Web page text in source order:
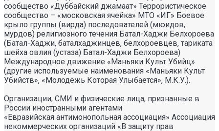
сообщество «Дуббайский джамаат» Террористическое
сообщество – «московская ячейка» МТО «ИГ» Боевое
крыло группы (вирда) последователей (мюидов,
мурдов) религиозного течения Батал-Хаджи Белхороева
(Батал-Хаджи, баталхаджинцев, белхороевцев, тариката
шейха овлия (устаза) Батал-Хаджи Белхороева)
Международное движение «Маньяки Культ Убийц»
(другие используемые наименования «Маньяки Культ
Убийств», «Молодёжь Которая Улыбается», М.К.У.).
Организации, СМИ и физические лица, признанные в
России иностранными агентами
«Евразийская антимонопольная ассоциация» Ассоциация некоммерческих организаций «В защиту прав избирателей «ГОЛОС» Региональная общественная правозащитная организация «Союз «Женщины Дона» Автономная некоммерческая научно- исследовательская организация «Центр социальной политики и гендерных исследований» Региональная общественная организация в защиту демократических прав и свобод «ГОЛОС» Некоммерческая организация Фонд «Костромской центр поддержки общественных инициатив» Калининградская региональная общественная организация «Экозащита!-Женсовет» Фонд содействия защите прав и свобод граждан «Общественный вердикт» Межрегиональная общественная организация Правозащитный Центр «Мемориал» Автономная некоммерческая организация «Юристы за конституционные права и свободы» Межрегиональная Ассоциация правозащитных общественных объединений «Правозащитная ассоциация» Санкт-Петербургская региональная общественная правозащитная организация «Солдатские матери Санкт-Петербурга» Фонд «Институт Развития Свободы Информации» Автономная некоммерческая организация «Научный центр международных исследований «ПИР» Ассоциация «Партнерство для развития» (Саратовская региональная общественная благотворительная организация) Частное учреждение «Информационное агентство МЕМО. РУ» Некоммерческое партнерство «Институт региональной прессы» Автономная некоммерческая организация «Московская школа гражданского просвещения» Архангельская региональная общественная организация социально- психологической и правовой помощи лесбиянкам, геям, бисексуалам и трансгендерам (ЛГБТ) «Ракурс» Карачаево-Черкесская Республиканская молодежная общественная организация «Союз молодых политологов» Общероссийское общественное движение защиты прав человека «За права человека» Краснодарская краевая общественная организация выпускников вузов Калининградская региональная общественная организация «Правозащитный центр» Региональная общественная организация «Общественная комиссия по сохранению наследия академика Сахарова» Санкт-Петербургская правозащитная общественная организация «Лига избирательниц» Фонд поддержки свободы прессы Санкт-Петербургская общественная правозащитная организация «Гражданский контроль» Автономная некоммерческая организация информационных и правовых услуг «Ресурсный правозащитный центр» Межрегиональная общественная правозащитная организация «Человек и Закон» Автономная некоммерческая организация «Центр социального проектирования «Возрождение» Межрегиональная общественная организация «Информационно- просветительский центр «Мемориал» Межрегиональная общественная организация «Комитет против пыток» «Частное учреждение в Санкт- Петербурге по административной поддержке реализации программ и проектов Совета Министров северных стран» Автономная некоммерческая правозащитная организация «Молодежный центр консультации и тренинга» Еврейское областное региональное отделение Общероссийской общественной организации «Муниципальная Академия» Некоммерческое партнерство «Институт развития прессы-Сибирь» Мурманская региональная общественная организация «Центр социально-психологической помощи и правовой поддержки жертв дискриминации и гомофобии «Максимум» Межрегиональный общественный фонд содействия развитию гражданского общества «ГОЛОС – Поволжье» Межрегиональная благотворительная общественная организация «Сибирский экологический центр» Фонд «Центр гражданского анализа и независимых исследований «ГРАНИ» Городская общественная организация «Самарский центр гендерных исследований» Региональный Фонд «Центр Защиты Прав Средств Массовой Информации» Челябинский региональный благотворительный общественный фонд «За природу» Челябинское региональное экологическое общественное движение «За природу» Общественное региональное движение «Новгородский Женский Парламент» Самарская региональная общественная организация содействия гармонизации межнациональных отношений «АЗЕРБАЙДЖАН» Мурманская региональная молодежная общественная организация «Гуманистическое движение молодежи» Мурманская региональная общественная экологическая организация «Беллона-Мурманск» Частное учреждение дополнительного профессионального образования «Учебный центр экологии и безопасности» Фонд поддержки социальных проектов «Миграция XXI век» Ростовская городская общественная организация «ЭКО-ЛОГИКА» Автономная некоммерческая организация «Центр антикоррупционных исследований и инициатив «Трансперенси Интернешнл-Р» Озерская городская социально- экологическая общественная организация «Планета надежд» Новосибирский областной общественный фонд «Фонд защиты прав потребителей» Региональная общественная благотворительная организация помощи беженцам и мигрантам «Гражданское содействие» Фонд поддержки расследовательской журналистики – Фонд 19/29 Калининградская региональная общественная организация информационно-правовых программ «Женская лига» Автономная некоммерческая организация «Мемориальный центр истории политических репрессий «Пермь-36» Ассоциация «Экспертно-правовое партнерство «Союз» Некоммерческое партнерство «Клуб бухгалтеров и аудиторов некоммерческих организаций» «Частное учреждение в Калининграде по административной поддержке реализации программ и проектов Совета Министров северных стран» Межрегиональная благотворительная общественная организация «Центр развития некоммерческих организаций» Негосударственное образовательное учреждение дополнительного профессионального образования (повышение квалификации) специалистов «АКАДЕМИЯ ПО ПРАВАМ ЧЕЛОВЕКА» Свердловская региональная общественная организация «Сутяжник» Нижегородская региональная общественная организация «Экологический центр «Дронт» ФОНД НЕКОММЕРЧЕСКИХ ПРОГРАММ ДМИТРИЯ ЗИМИНА «ДИНАСТИЯ» НЕКОММЕРЧЕСКАЯ ОРГАНИЗАЦИЯ НАУЧНЫЙ ФОНД ТЕОРЕТИЧЕСКИХ И ПРИКЛАДНЫХ ИССЛЕДОВАНИЙ «ЛИБЕРАЛЬНАЯ МИССИЯ» Территориальное объединение работодателей «Ефремовский районный союз промышленников и предпринимателей» Региональная общественная организация «Центр независимых исследователей Республики Алтай» ФОНД "СИБИРСКИЙ ЦЕНТР ПОДДЕРЖКИ ОБЩЕСТВЕННЫХ ИНИЦИАТИВ" РЕСПУБЛИКАНСКАЯ МОЛОДЕЖНАЯ ОБЩЕСТВЕННАЯ ОРГАНИЗАЦИЯ «НУОРИ КАРЬЯЛА» («МОЛОДАЯ КАРЕЛИЯ) МЕЖРЕГИОНАЛЬНЫЙ ОБЩЕСТВЕННЫЙ ФОНД МИРА НА ЮГЕ И СЕВЕРНОМ КАВКАЗЕ Автономная некоммерческая организация «Центр независимых социологических исследований» Автономная некоммерческая организация «Центр информации «ФРИИНФОРМ» Региональная общественная организация содействия охране репродуктивного здоровья граждан «Народонаселение и Развитие» Алтайская краевая общественная организация «Геблеровское экологическое общество» АССОЦИАЦИЯ «СОДЕЙСТВИЕ В ПРАВОВОЙ ЗАЩИТЕ НАСЕЛЕНИЯ «ПРАВОВАЯ ОСНОВА» Межрегиональная общественная организация «Северная природоохранная коалиция» КОМИ РЕГИОНАЛЬНАЯ ОБЩЕСТВЕННАЯ ОРГАНИЗАЦИЯ «КОМИССИЯ ПО ЗАЩИТЕ ПРАВ ЧЕЛОВЕКА «МЕМОРИАЛ» Алтайский краевой эколого- культурный общественный фонд «Алтай-21век» МЕЖРЕГИОНАЛЬНЫЙ ОБЩЕСТВЕННЫЙ ФОНД СОДЕЙСТВИЯ РАЗВИТИЮ ГРАЖДАНСКОГО ОБЩЕСТВА «ГОЛОС – УРАЛ» ФОНД ПОДДЕРЖКИ СРЕДСТВ МАССОВОЙ ИНФОРМАЦИИ «СРЕДА» Нижегородская областная социально- экологическая общественная организация «Зеленый мир» ФОНД «ГРАЖДАНСКОЕ ДЕЙСТВИЕ» Некоммерческое партнерство «Альянс фондов местных сообществ Пермского края» Кабардино-Балкарский республиканский общественный правозащитный центр Региональное отделение Общероссийского общественного движения «За права человека» ЧЕЧЕНСКАЯ РЕГИОНАЛЬНАЯ ОБЩЕСТВЕННАЯ ОРГАНИЗАЦИЯ «ПРАВОЗАЩИТНЫЙ ЦЕНТР ЧЕЧЕНСКОЙ РЕСПУБЛИКИ» Межрегиональный общественный экологический фонд «ИСАР-СИБИРЬ» ОБЩЕСТВЕННАЯ ОРГАНИЗАЦИЯ «ПЕРМСКИЙ РЕГИОНАЛЬНЫЙ ПРАВОЗАЩИТНЫЙ ЦЕНТР» Региональная общественная организация по улучшению качества жизни общества «Сибирская линия жизни» Фонд в поддержку демократии «ГОЛОС» Региональная общественная организация «Еврейский общинный культурный центр Рязанской области «Хесед-Тшува» Региональная общественная организация «Экологическая вахта Сахалина» Региональная общественная организация «Экологическая вахта Сахалина» Автономная некоммерческая организация «Информационно- исследовательский центр «Ясавэй Манзара» Межрегиональная общественная благотворительная организация «Общество защиты прав потребителей и охраны окружающей среды «ПРИНЦИПЪ» Автономная некоммерческая организация «Дальневосточный центр развития гражданских инициатив и социального партнерства» Союз общественных объединений «Российский исследовательский центр по правам человека» Фонд содействия развитию гражданского общества и правам человека «Женщины Дона» Красноярское региональное экологическое общественное движение «Друзья сибирских лесов» Омская городская общественная организация «Фотоклуб «Со-бытие» Региональное общественное учреждение научно-информационный центр «МЕМОРИАЛ» Иркутская региональная общественная организация «Байкальская Экологическая Волна» Некоммерческая организация «Фонд защиты гласности» Автономная некоммерческая организация «Институт прав человека» Межрегиональная общественная организация «Центр содействия коренным малочисленным народам Севера» Местная общественная благотворительная экологическая организация Зеленый Мир Автономная некоммерческая организация «Правозащитная организация «МАШР» Калининградская региональная общественная организация содействия развитию женского сообщества «Мир женщины» Региональная общественная организация «Информационно- исследовательский центр «Панорама» Забайкальское краевое общественное учреждение «Общественный экологический центр «Даурия» Городская общественная организация «Екатеринбургское общество «МЕМОРИАЛ» Межрегиональная общественная организация «Комитет по предотвращению пыток» Межрегиональная общественная организация «Бюро общественных расследований» Нижегородская региональная общественная организация «Институт прогнозирования и урегулирования политических конфликтов» Городская общественная организация «Рязанское историко- просветительское и правозащитное общество «Мемориал» (Рязанский Мемориал) Санкт-Петербургская общественная организация «Общество содействия социальной защите граждан «Петербургская ЭГИДА» Челябинский региональный орган общественной самодеятельности